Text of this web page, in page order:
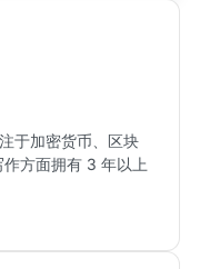
于加密货币、区块
方面拥有 3 年以上